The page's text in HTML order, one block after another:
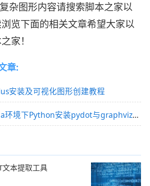
杂图形内容请搜索脚本之家以
览下面的相关文章希望大家以
家！
章:
安装及可视化图形创建教程
详解在Anaconda环境下Python安装pydot与graphviz的方法
文本提取工具